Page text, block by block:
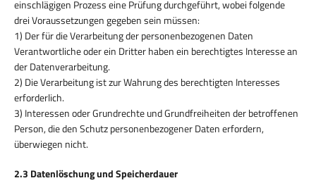
einschlägigen Prozess eine Prüfung durchgeführt, wobei folgende
drei Voraussetzungen gegeben sein müssen:
1) Der für die Verarbeitung der personenbezogenen Daten
Verantwortliche oder ein Dritter haben ein berechtigtes Interesse an
der Datenverarbeitung.
2) Die Verarbeitung ist zur Wahrung des berechtigten Interesses
erforderlich.
3) Interessen oder Grundrechte und Grundfreiheiten der betroffenen
Person, die den Schutz personenbezogener Daten erfordern,
überwiegen nicht.
2.3 Datenlöschung und Speicherdauer